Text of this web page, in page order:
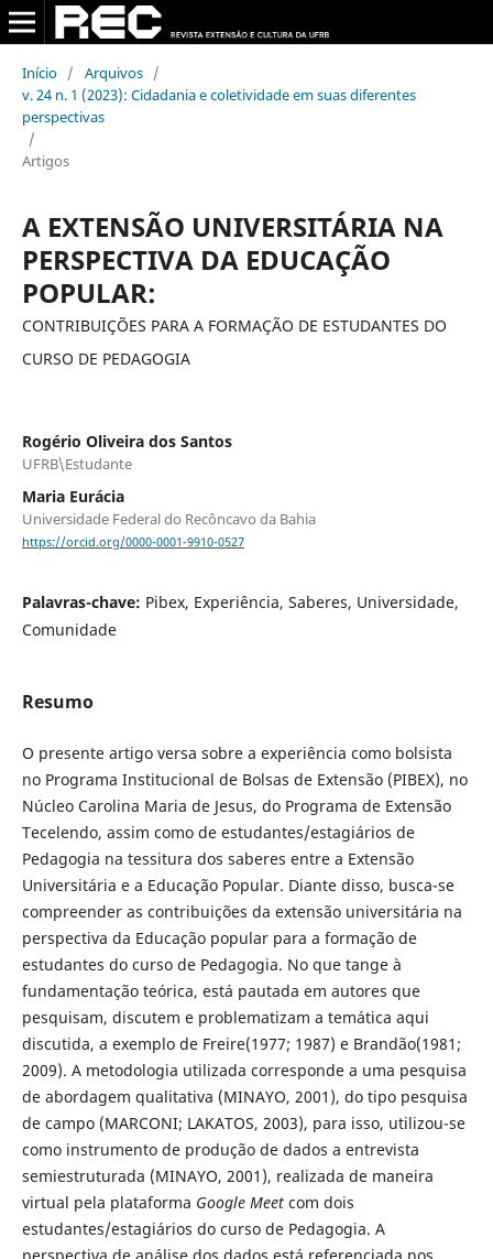
Início / Arquivos /
v. 24 n. 1 (2023): Cidadania e coletividade em suas diferentes
perspectivas
/
Artigos
A EXTENSÃO UNIVERSITÁRIA NA
PERSPECTIVA DA EDUCAÇÃO
POPULAR:
CONTRIBUIÇÕES PARA A FORMAÇÃO DE ESTUDANTES DO
CURSO DE PEDAGOGIA
Rogério Oliveira dos Santos
UFRB\Estudante
Maria Eurácia
Universidade Federal do Recôncavo da Bahia
https://orcid.org/0000-0001-9910-0527
Palavras-chave: Pibex, Experiência, Saberes, Universidade,
Comunidade
Resumo
O presente artigo versa sobre a experiência como bolsista
no Programa Institucional de Bolsas de Extensão (PIBEX), no
Núcleo Carolina Maria de Jesus, do Programa de Extensão
Tecelendo, assim como de estudantes/estagiários de
Pedagogia na tessitura dos saberes entre a Extensão
Universitária e a Educação Popular. Diante disso, busca-se
compreender as contribuições da extensão universitária na
perspectiva da Educação popular para a formação de
estudantes do curso de Pedagogia. No que tange à
fundamentação teórica, está pautada em autores que
pesquisam, discutem e problematizam a temática aqui
discutida, a exemplo de Freire(1977; 1987) e Brandão(1981;
2009). A metodologia utilizada corresponde a uma pesquisa
de abordagem qualitativa (MINAYO, 2001), do tipo pesquisa
de campo (MARCONI; LAKATOS, 2003), para isso, utilizou-se
como instrumento de produção de dados a entrevista
semiestruturada (MINAYO, 2001), realizada de maneira
virtual pela plataforma Google Meetcom dois
estudantes/estagiários do curso de Pedagogia. A